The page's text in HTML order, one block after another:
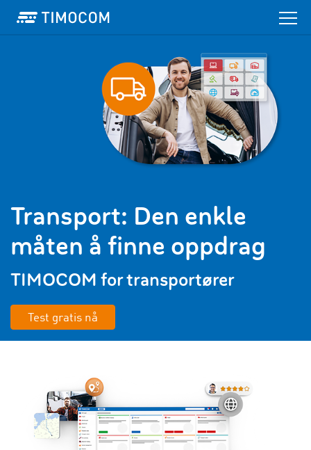
Transport: Den enkle
måten å finne oppdrag
TIMOCOM for transportører
Test gratis nå